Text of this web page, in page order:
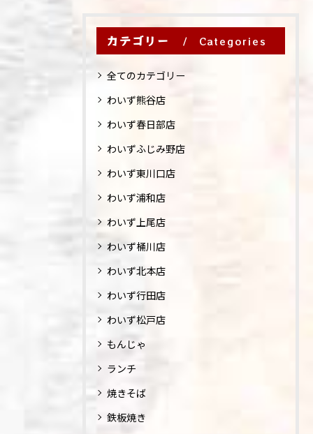
カテゴリー Categories
全てのカテゴリー
わいず熊谷店
わいず春日部店
わいずふじみ野店
わいず東川口店
わいず浦和店
わいず上尾店
わいず桶川店
わいず北本店
わいず行田店
わいず松戸店
もんじゃ
ランチ
焼きそば
鉄板焼き